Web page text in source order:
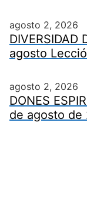
agosto 2, 2026
DIVERSIDAD
agosto
agosto 2, 2026
DONES
de agosto de